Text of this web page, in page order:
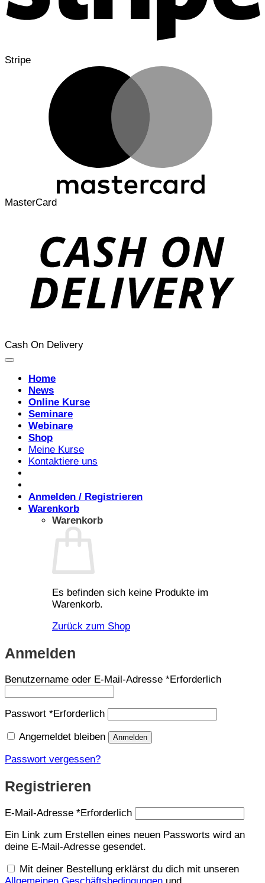
Stripe
MasterCard
Cash On Delivery
Home
News
Online Kurse
Seminare
Webinare
Shop
Meine Kurse
Kontaktiere uns
Anmelden / Registrieren
Warenkorb
Warenkorb
Es befinden sich keine Produkte im
Warenkorb.
Zurück zum Shop
Anmelden
Benutzername oder E-Mail-Adresse *Erforderlich
Passwort *Erforderlich
Angemeldet bleiben Anmelden
Passwort vergessen?
Registrieren
E-Mail-Adresse *Erforderlich
Ein Link zum Erstellen eines neuen Passworts wird an
deine E-Mail-Adresse gesendet.
Mit deiner Bestellung erklärst du dich mit unseren